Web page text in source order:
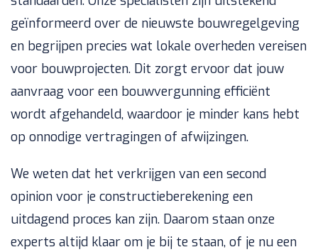
geïnformeerd over de nieuwste bouwregelgeving
en begrijpen precies wat lokale overheden vereisen
voor bouwprojecten. Dit zorgt ervoor dat jouw
aanvraag voor een bouwvergunning efficiënt
wordt afgehandeld, waardoor je minder kans hebt
op onnodige vertragingen of afwijzingen.
We weten dat het verkrijgen van een second
opinion voor je constructieberekening een
uitdagend proces kan zijn. Daarom staan onze
experts altijd klaar om je bij te staan, of je nu een